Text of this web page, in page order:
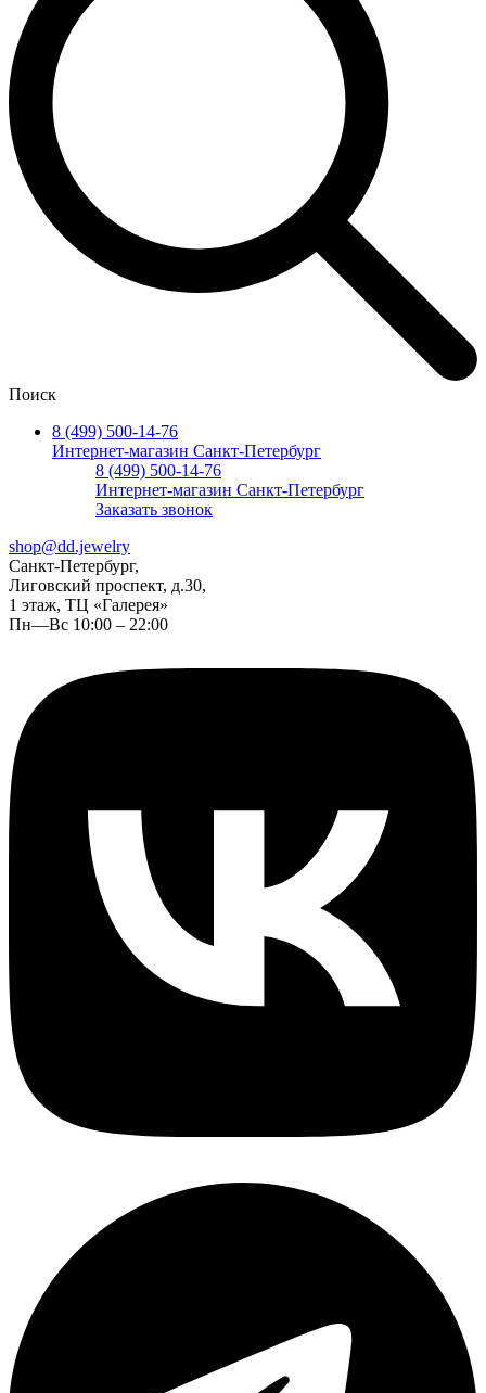
Поиск
8 (499) 500-14-76
Интернет-магазин Санкт-Петербург
8 (499) 500-14-76
Интернет-магазин Санкт-Петербург
Заказать звонок
shop@dd.jewelry
Санкт-Петербург,
Лиговский проспект, д.30,
1 этаж, ТЦ «Галерея»
Пн—Вс 10:00 – 22:00